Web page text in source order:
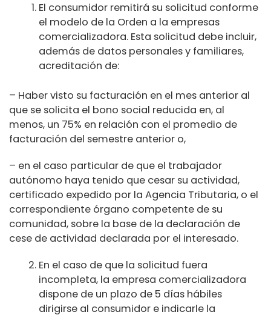
El consumidor remitirá su solicitud conforme
el modelo de la Orden a la empresas
comercializadora. Esta solicitud debe incluir,
además de datos personales y familiares,
acreditación de:
– Haber visto su facturación en el mes anterior al
que se solicita el bono social reducida en, al
menos, un 75% en relación con el promedio de
facturación del semestre anterior o,
– en el caso particular de que el trabajador
autónomo haya tenido que cesar su actividad,
certificado expedido por la Agencia Tributaria, o el
correspondiente órgano competente de su
comunidad, sobre la base de la declaración de
cese de actividad declarada por el interesado.
En el caso de que la solicitud fuera
incompleta, la empresa comercializadora
dispone de un plazo de 5 días hábiles
dirigirse al consumidor e indicarle la